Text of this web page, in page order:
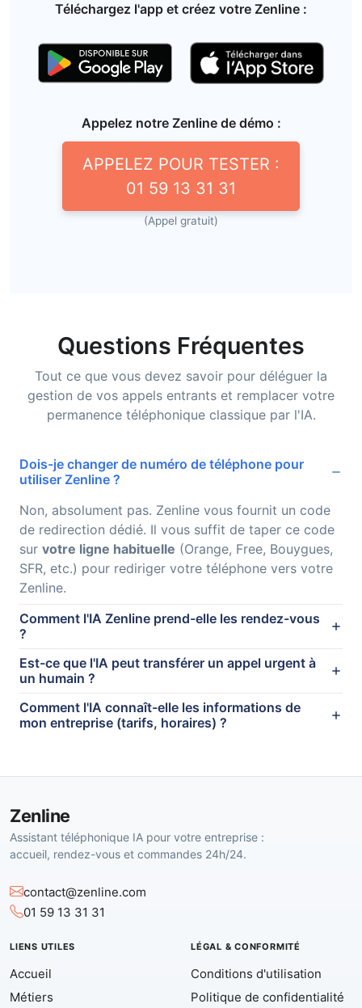
Téléchargez l'app et créez votre Zenline :
Appelez notre Zenline de démo :
APPELEZ POUR TESTER :
01 59 13 31 31
(Appel gratuit)
Questions Fréquentes
Tout ce que vous devez savoir pour déléguer la
gestion de vos appels entrants et remplacer votre
permanence téléphonique classique par l'IA.
Dois-je changer de numéro de téléphone pour
utiliser Zenline ?
Non, absolument pas. Zenline vous fournit un code
de redirection dédié. Il vous suffit de taper ce code
sur votre ligne habituelle (Orange, Free, Bouygues,
SFR, etc.) pour rediriger votre téléphone vers votre
Zenline.
Comment l'IA Zenline prend-elle les rendez-vous
?
Est-ce que l'IA peut transférer un appel urgent à
un humain ?
Comment l'IA connaît-elle les informations de
mon entreprise (tarifs, horaires) ?
Zenline
Assistant téléphonique IA pour votre entreprise :
accueil, rendez-vous et commandes 24h/24.
contact@zenline.com
01 59 13 31 31
LIENS UTILES
Accueil
Métiers
LÉGAL & CONFORMITÉ
Conditions d'utilisation
Politique de confidentialité